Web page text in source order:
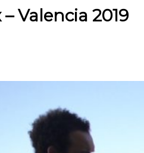
Valencia 2019